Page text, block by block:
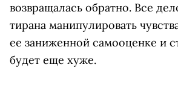
возвращалась обратно. Все
тирана манипулировать
ее заниженной самооценке и
будет еще хуже.